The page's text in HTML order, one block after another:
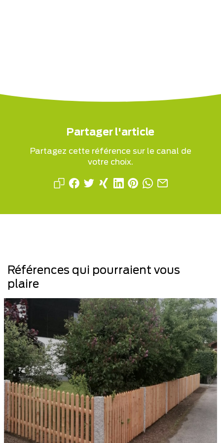
Partager l'article
Partagez cette référence sur le canal de
votre choix.
Références qui pourraient vous
plaire